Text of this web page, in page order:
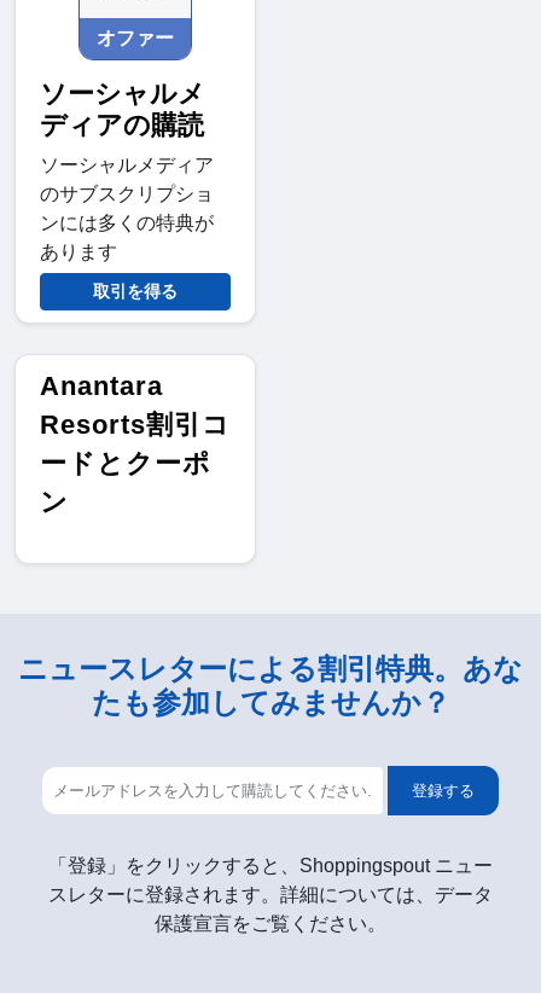
オファー
ソーシャルメ
ディアの購読
ソーシャルメディア
のサブスクリプショ
ンには多くの特典が
あります
取引を得る
Anantara
Resorts割引コ
ードとクーポ
ン
ニュースレターによる割引特典。あな
たも参加してみませんか？
登録する
「登録」をクリックすると、Shoppingspout ニュー
スレターに登録されます。詳細については、データ
保護宣言をご覧ください。